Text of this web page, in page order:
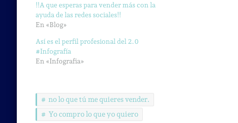
!!A que esperas para vender más con la
ayuda de las redes sociales!!
En «Blog»
Así es el perfil profesional del 2.0
#Infografía
En «Infografia»
no lo que tú me quieres vender.
Yo compro lo que yo quiero